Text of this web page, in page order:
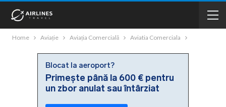
Home Aviație Aviația Comercială Aviatia Comerciala